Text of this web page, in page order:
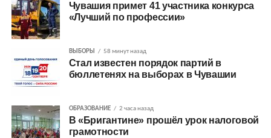
Чувашия примет 41 участника конкурса
«Лучший по профессии»
ВЫБОРЫ 58 минут назад
Стал известен порядок партий в
бюллетенях на выборах в Чувашии
ОБРАЗОВАНИЕ 2 часа назад
В «Бригантине» прошёл урок налоговой
грамотности